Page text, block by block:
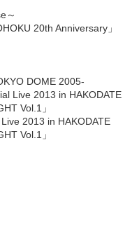
～
20th Anniversary」
DOME 2005-
Live 2013 in HAKODATE
Vol.1」
2013 in HAKODATE
Vol.1」